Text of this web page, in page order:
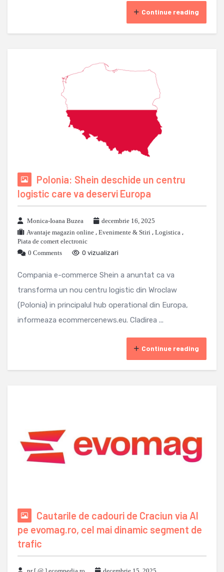
Continue reading
Polonia: Shein deschide un centru
logistic care va deservi Europa
Monica-Ioana Buzea
decembrie 16, 2025
Avantaje magazin online , Evenimente & Stiri , Logistica ,
Piata de comert electronic
0 Comments
0 vizualizari
Compania e-commerce Shein a anuntat ca va
transforma un nou centru logistic din Wroclaw
(Polonia) in principalul hub operational din Europa,
informeaza ecommercenews.eu. Cladirea ...
Continue reading
Cautarile de cadouri de Craciun via AI
pe evomag.ro, cel mai dinamic segment de
trafic